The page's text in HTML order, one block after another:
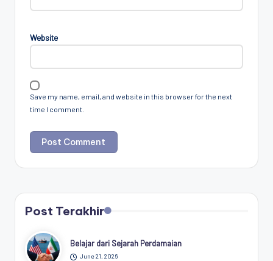
Website
Save my name, email, and website in this browser for the next
time I comment.
Post Terakhir
Belajar dari Sejarah Perdamaian
June 21, 2026